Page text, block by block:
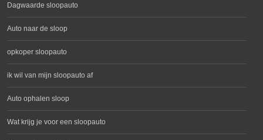
Dagwaarde sloopauto
Auto naar de sloop
opkoper sloopauto
ik wil van mijn sloopauto af
Auto ophalen sloop
Wat krijg je voor een sloopauto